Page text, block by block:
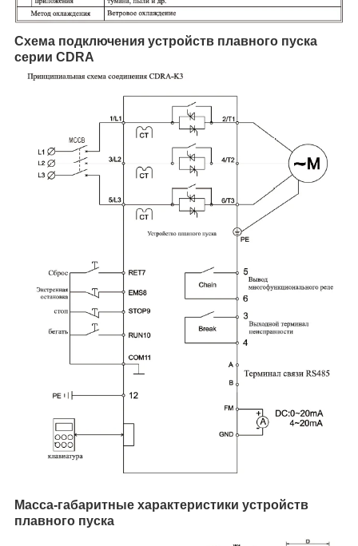
Схема подключения устройств плавного пуска
серии CDRA
Масса-габаритные характеристики устройств
плавного пуска